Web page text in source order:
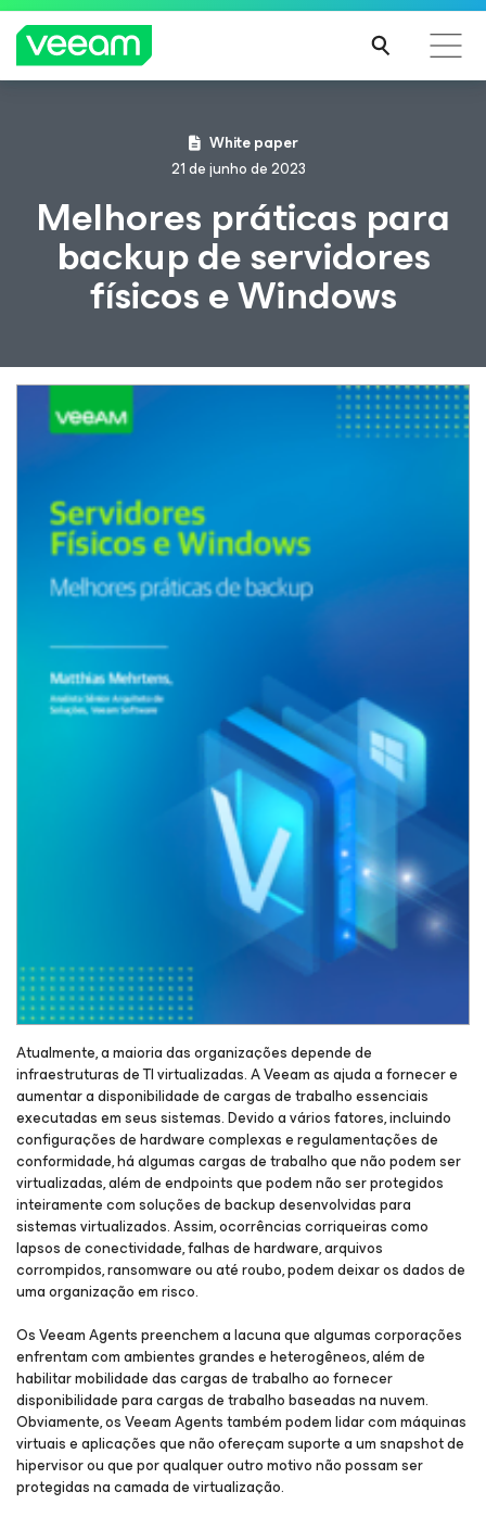
Orientações da Veeam para os clientes afetados
pela atualização de conteúdo da CrowdStrike
MAIS
White paper
21 de junho de 2023
Melhores práticas para
backup de servidores
físicos e Windows
Atualmente, a maioria das organizações depende de
infraestruturas de TI virtualizadas. A Veeam as ajuda a fornecer e
aumentar a disponibilidade de cargas de trabalho essenciais
executadas em seus sistemas. Devido a vários fatores, incluindo
configurações de hardware complexas e regulamentações de
conformidade, há algumas cargas de trabalho que não podem ser
virtualizadas, além de endpoints que podem não ser protegidos
inteiramente com soluções de backup desenvolvidas para
sistemas virtualizados. Assim, ocorrências corriqueiras como
lapsos de conectividade, falhas de hardware, arquivos
corrompidos, ransomware ou até roubo, podem deixar os dados de
uma organização em risco.
Os Veeam Agents preenchem a lacuna que algumas corporações
enfrentam com ambientes grandes e heterogêneos, além de
habilitar mobilidade das cargas de trabalho ao fornecer
disponibilidade para cargas de trabalho baseadas na nuvem.
Obviamente, os Veeam Agents também podem lidar com máquinas
virtuais e aplicações que não ofereçam suporte a um snapshot de
hipervisor ou que por qualquer outro motivo não possam ser
protegidas na camada de virtualização.